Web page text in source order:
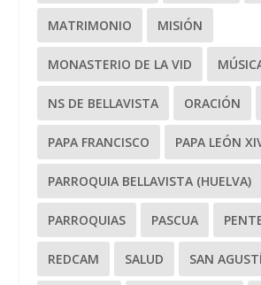
MATRIMONIO MISIÓN
MONASTERIO DE LA VID
NS DE BELLAVISTA ORACIÓN
PAPA FRANCISCO PAPA LEÓN
PARROQUIA BELLAVISTA (HUELVA)
PARROQUIAS PASCUA
REDCAM SALUD SAN